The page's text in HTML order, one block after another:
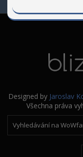
Designed by Jaroslav
Všechna práva